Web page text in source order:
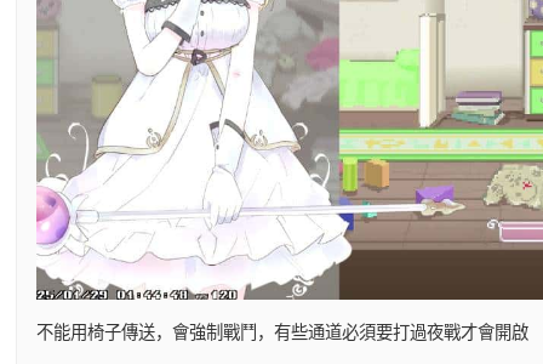
不能用椅子傳送，會強制戰鬥，有些通道必須要打過夜戰才會開啟